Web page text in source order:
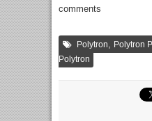
comments
Polytron, Polytron
Polytron